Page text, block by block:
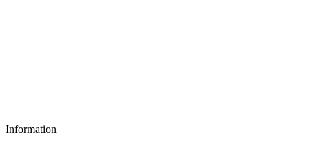
Information